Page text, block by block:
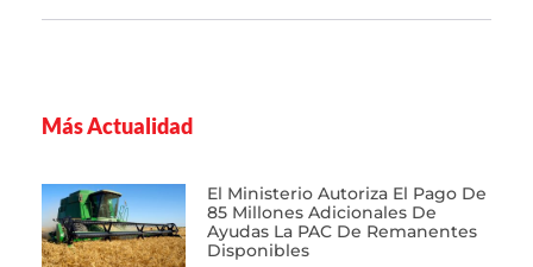
Más Actualidad
El Ministerio Autoriza El Pago De
85 Millones Adicionales De
Ayudas La PAC De Remanentes
Disponibles